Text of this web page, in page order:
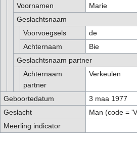
Voornamen
Marie
Geslachtsnaam
Voorvoegsels
de
Achternaam
Bie
Geslachtsnaam partner
Achternaam
partner
Verkeulen
Geboortedatum
3 maa 1977
Geslacht
Man (code =
Meerling indicator